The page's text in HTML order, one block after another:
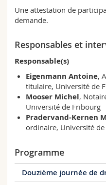
Une attestation de
demande.
Responsables et
Responsable(s)
Eigenmann Antoine,
titulaire, Université de
Mooser Michel,
Université de Fribourg
Pradervand-Kernen
ordinaire, Université
Programme
Douzième journée de